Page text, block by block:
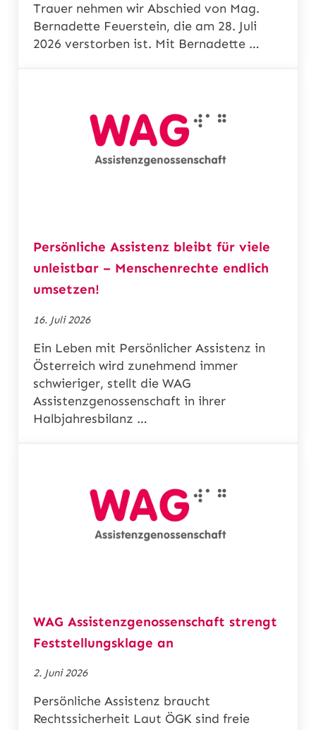
Trauer nehmen wir Abschied von Mag.
Bernadette Feuerstein, die am 28. Juli
2026 verstorben ist. Mit Bernadette …
Persönliche Assistenz bleibt für viele
unleistbar – Menschenrechte endlich
umsetzen!
16. Juli 2026
Ein Leben mit Persönlicher Assistenz in
Österreich wird zunehmend immer
schwieriger, stellt die WAG
Assistenzgenossenschaft in ihrer
Halbjahresbilanz …
WAG Assistenzgenossenschaft strengt
Feststellungsklage an
2. Juni 2026
Persönliche Assistenz braucht
Rechtssicherheit Laut ÖGK sind freie